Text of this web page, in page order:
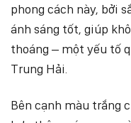
phong cách này, bởi
ánh sáng tốt, giúp
thoáng – một yếu tố
Trung Hải.
Bên cạnh màu trắng